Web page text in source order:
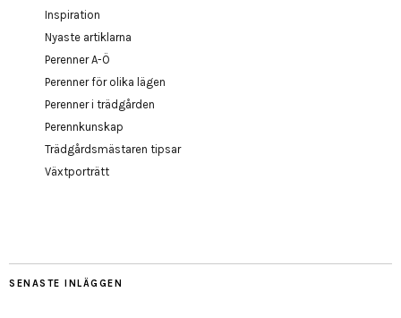
Inspiration
Nyaste artiklarna
Perenner A-Ö
Perenner för olika lägen
Perenner i trädgården
Perennkunskap
Trädgårdsmästaren tipsar
Växtporträtt
SENASTE INLÄGGEN